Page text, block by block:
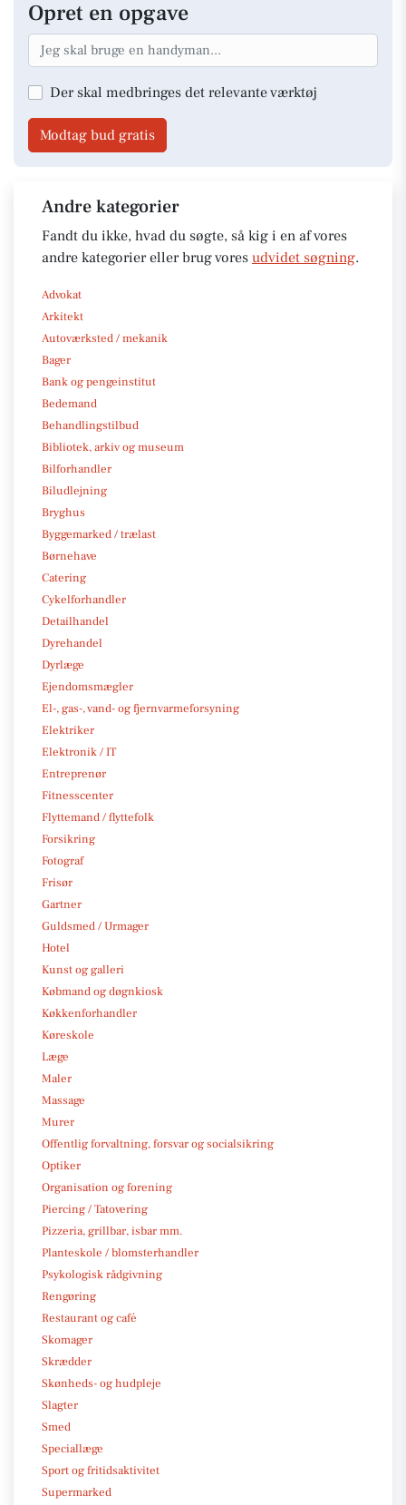
Opret en opgave
Der skal medbringes det relevante værktøj
Modtag bud gratis
Andre kategorier
Fandt du ikke, hvad du søgte, så kig i en af vores
andre kategorier eller brug vores udvidet søgning.
Advokat
Arkitekt
Autoværksted / mekanik
Bager
Bank og pengeinstitut
Bedemand
Behandlingstilbud
Bibliotek, arkiv og museum
Bilforhandler
Biludlejning
Bryghus
Byggemarked / trælast
Børnehave
Catering
Cykelforhandler
Detailhandel
Dyrehandel
Dyrlæge
Ejendomsmægler
El-, gas-, vand- og fjernvarmeforsyning
Elektriker
Elektronik / IT
Entreprenør
Fitnesscenter
Flyttemand / flyttefolk
Forsikring
Fotograf
Frisør
Gartner
Guldsmed / Urmager
Hotel
Kunst og galleri
Købmand og døgnkiosk
Køkkenforhandler
Køreskole
Læge
Maler
Massage
Murer
Offentlig forvaltning, forsvar og socialsikring
Optiker
Organisation og forening
Piercing / Tatovering
Pizzeria, grillbar, isbar mm.
Planteskole / blomsterhandler
Psykologisk rådgivning
Rengøring
Restaurant og café
Skomager
Skrædder
Skønheds- og hudpleje
Slagter
Smed
Speciallæge
Sport og fritidsaktivitet
Supermarked